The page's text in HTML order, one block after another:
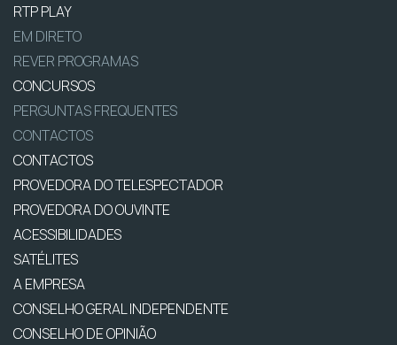
RTP PLAY
EM DIRETO
REVER PROGRAMAS
CONCURSOS
PERGUNTAS FREQUENTES
CONTACTOS
CONTACTOS
PROVEDORA DO TELESPECTADOR
PROVEDORA DO OUVINTE
ACESSIBILIDADES
SATÉLITES
A EMPRESA
CONSELHO GERAL INDEPENDENTE
CONSELHO DE OPINIÃO